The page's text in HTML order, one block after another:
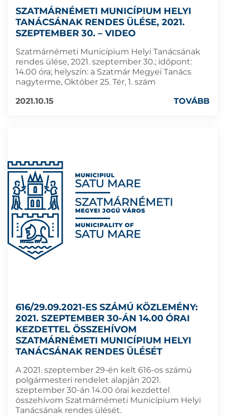
SZATMÁRNÉMETI MUNICÍPIUM HELYI
TANÁCSÁNAK RENDES ÜLÉSE, 2021.
SZEPTEMBER 30. – VIDEO
Szatmárnémeti Municípium Helyi Tanácsának
rendes ülése, 2021. szeptember 30.; időpont:
14.00 óra; helyszín: a Szatmár Megyei Tanács
nagyterme, Október 25. Tér, 1. szám
2021.10.15
TOVÁBB
616/29.09.2021-ES SZÁMÚ KÖZLEMÉNY:
2021. SZEPTEMBER 30-ÁN 14.00 ÓRAI
KEZDETTEL ÖSSZEHÍVOM
SZATMÁRNÉMETI MUNICÍPIUM HELYI
TANÁCSÁNAK RENDES ÜLÉSÉT
A 2021. szeptember 29-én kelt 616-os számú
polgármesteri rendelet alapján 2021.
szeptember 30-án 14.00 órai kezdettel
összehívom Szatmárnémeti Municípium Helyi
Tanácsának rendes ülését.